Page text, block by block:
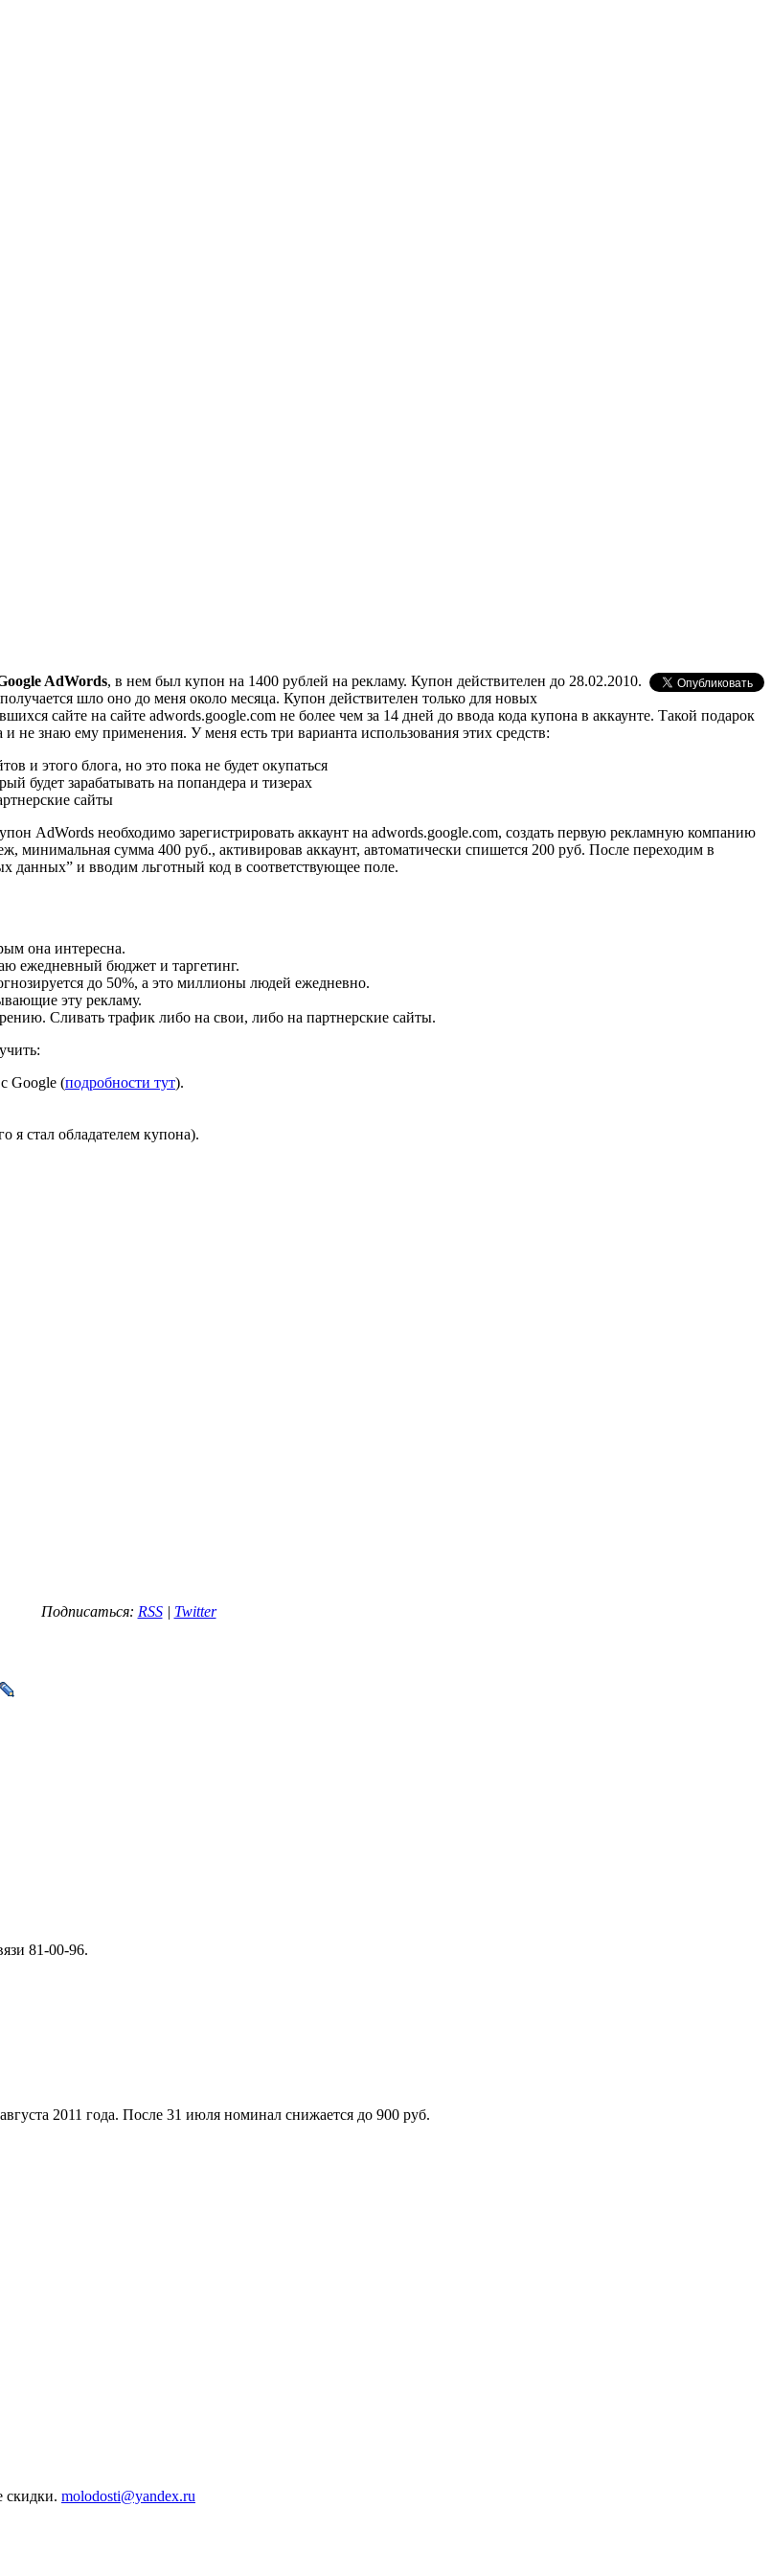
AdWords, в нем был купон на 1400 рублей на рекламу. Купон действителен до 28.02.2010.
шло оно до меня около месяца. Купон действителен только для новых
сайте на сайте adwords.google.com не более чем за 14 дней до ввода кода купона в аккаунте. Такой подарок
и не знаю ему применения. У меня есть три варианта использования этих средств:
и этого блога, но это пока не будет окупаться
будет зарабатывать на попандера и тизерах
сайты
AdWords необходимо зарегистрировать аккаунт на adwords.google.com, создать первую рекламную компанию
минимальная сумма 400 руб., активировав аккаунт, автоматически спишется 200 руб. После переходим в
данных” и вводим льготный код в соответствующее поле.
она интересна.
ежедневный бюджет и таргетинг.
до 50%, а это миллионы людей ежедневно.
эту рекламу.
Сливать трафик либо на свои, либо на партнерские сайты.
Google (подробности тут).
я стал обладателем купона).
Подписаться: RSS| Twitter
81-00-96.
2011 года. После 31 июля номинал снижается до 900 руб.
скидки. molodosti@yandex.ru